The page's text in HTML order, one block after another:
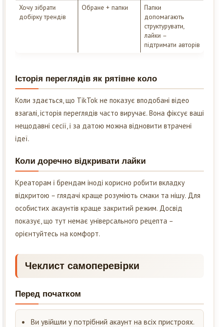
Хочу зібрати
добірку трендів
Обране + папки
Папки
допомагають
структурувати,
лайки –
підтримати авторів
Історія переглядів як рятівне коло
Коли здається, що TikTok не показує вподобані відео
взагалі, історія переглядів часто виручає. Вона фіксує ваші
нещодавні сесії, і за датою можна відновити втрачені
ідеї.
Коли доречно відкривати лайки
Креаторам і брендам іноді корисно робити вкладку
відкритою – глядачі краще розуміють смаки та нішу. Для
особистих акаунтів краще закритий режим. Досвід
показує, що тут немає універсального рецепта –
орієнтуйтесь на комфорт.
Чеклист самоперевірки
Перед початком
Ви увійшли у потрібний акаунт на всіх пристроях.